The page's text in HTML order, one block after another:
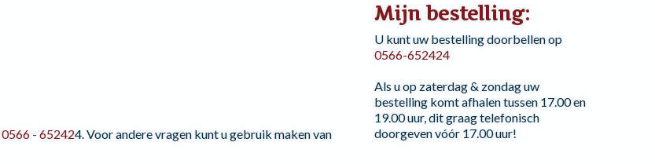
0566 - 652424. Voor andere vragen kunt u gebruik maken van
Mijn bestelling:
U kunt uw bestelling doorbellen op
0566-652424
Als u op zaterdag & zondag uw
bestelling komt afhalen tussen 17.00 en
19.00 uur, dit graag telefonisch
doorgeven vóór 17.00 uur!